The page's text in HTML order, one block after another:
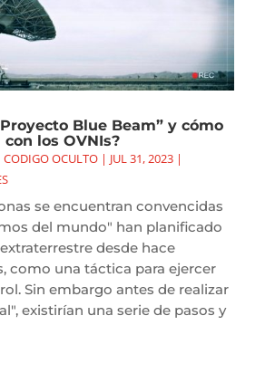
Blue Beam” y cómo
los OVNIs?
CODIGO OCULTO| JUL 31, 2023|
se encuentran convencidas
del mundo" han planificado
desde hace
como una táctica para ejercer
Sin embargo antes de realizar
existirían una serie de pasos y